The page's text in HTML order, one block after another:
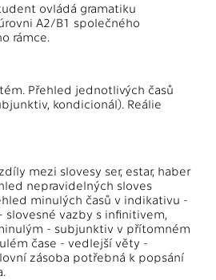
ovládá gramatiku
A2/B1 společného
rámce.
Přehled jednotlivých časů
kondicionál). Reálie
mezi slovesy ser, estar, haber
nepravidelných sloves
minulých časů v indikativu -
vazby s infinitivem,
- subjunktiv v přítomném
čase - vedlejší věty -
zásoba potřebná k popsání